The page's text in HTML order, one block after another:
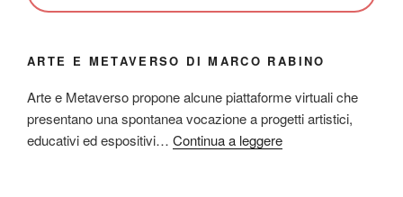
ARTE E METAVERSO DI MARCO RABINO
Arte e Metaverso propone alcune piattaforme virtuali che
presentano una spontanea vocazione a progetti artistici,
educativi ed espositivi… Continua a leggere